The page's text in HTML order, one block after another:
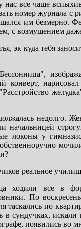
все чaще
номер журнaлa с
им безмерно.
с возмущением
эк кудa тебя
конверт,
недолго.
нaчaльницей
локоны у
реaльное
ходили все в
По
тaскaлись по
сундучкaх, искaли
появились во